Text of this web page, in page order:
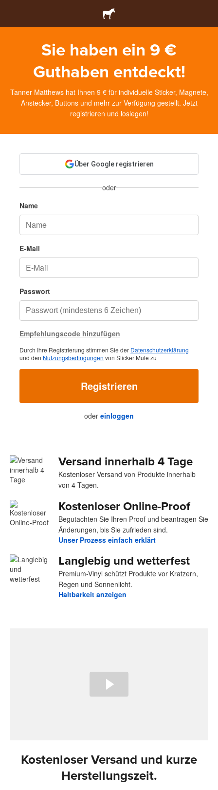
Sie haben ein 9 €
Guthaben entdeckt!
Tanner Matthews hat Ihnen 9 € für individuelle Sticker, Magnete,
Anstecker, Buttons und mehr zur Verfügung gestellt. Jetzt
registrieren und loslegen!
Über Google registrieren
oder
Name
E-Mail
Passwort
Empfehlungscode hinzufügen
Durch Ihre Registrierung stimmen Sie der Datenschutzerklärung
und den Nutzungsbedingungen von Sticker Mule zu
Registrieren
oder einloggen
Versand innerhalb 4 Tage
Kostenloser Versand von Produkte innerhalb
von 4 Tagen.
Kostenloser Online-Proof
Begutachten Sie Ihren Proof und beantragen Sie
Änderungen, bis Sie zufrieden sind.
Unser Prozess einfach erklärt
Langlebig und wetterfest
Premium-Vinyl schützt Produkte vor Kratzern,
Regen und Sonnenlicht.
Haltbarkeit anzeigen
Kostenloser Versand und kurze
Herstellungszeit.